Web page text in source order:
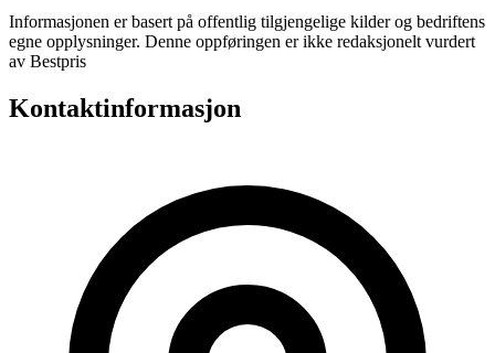
Informasjonen er basert på offentlig tilgjengelige kilder og bedriftens
egne opplysninger. Denne oppføringen er ikke redaksjonelt vurdert
av Bestpris
Kontaktinformasjon